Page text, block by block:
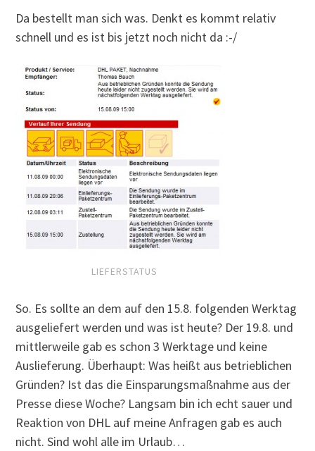
Da bestellt man sich was. Denkt es kommt relativ
schnell und es ist bis jetzt noch nicht da :-/
LIEFERSTATUS
So. Es sollte an dem auf den 15.8. folgenden Werktag
ausgeliefert werden und was ist heute? Der 19.8. und
mittlerweile gab es schon 3 Werktage und keine
Auslieferung. Überhaupt: Was heißt aus betrieblichen
Gründen? Ist das die Einsparungsmaßnahme aus der
Presse diese Woche? Langsam bin ich echt sauer und
Reaktion von DHL auf meine Anfragen gab es auch
nicht. Sind wohl alle im Urlaub…